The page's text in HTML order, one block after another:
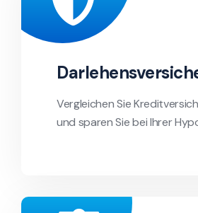
Vergleichen Sie
und sparen Sie bei Ihrer